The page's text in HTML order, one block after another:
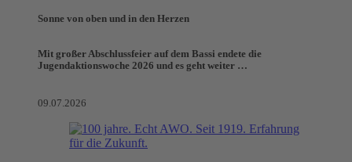
Sonne von oben und in den Herzen
Mit großer Abschlussfeier auf dem Bassi endete die
Jugendaktionswoche 2026 und es geht weiter …
09.07.2026